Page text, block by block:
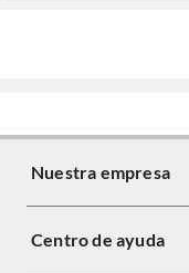
Nuestra empresa
Centro de ayuda